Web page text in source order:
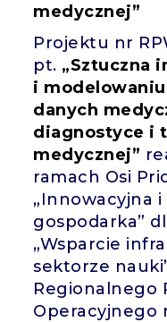
medycznej”
Projektu nr
pt. „Sztuczna
i
danych
diagnostyce i
medycznej”
ramach Osi
„Innowacyjna
gospodarka”
„Wsparcie
sektorze
Regionalnego
Operacyjnego